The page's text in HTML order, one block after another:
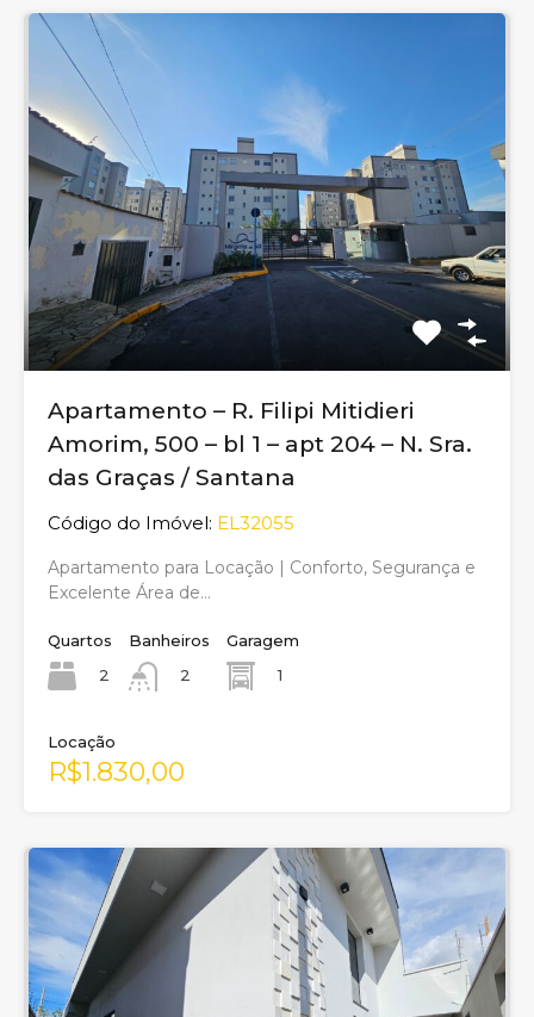
Apartamento – R. Filipi Mitidieri
Amorim, 500 – bl 1 – apt 204 – N. Sra.
das Graças / Santana
Código do Imóvel: EL32055
Apartamento para Locação | Conforto, Segurança e
Excelente Área de…
Quartos
2
Banheiros
2
Garagem
1
Locação
R$1.830,00